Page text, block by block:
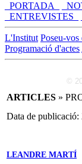
_PORTADA_
_ENTREVISTES_
L'Institut Poseu-vos
Programació d'actes
©
ARTICLES »
Data de publicació:
LEANDRE MARTÍ